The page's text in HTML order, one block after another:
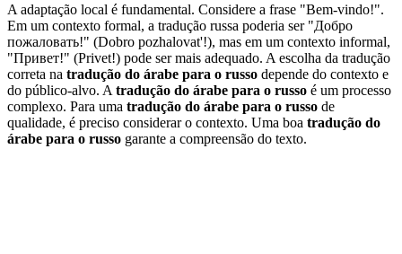
A adaptação local é fundamental. Considere a frase "Bem-vindo!".
Em um contexto formal, a tradução russa poderia ser "Добро
пожаловать!" (Dobro pozhalovat'!), mas em um contexto informal,
"Привет!" (Privet!) pode ser mais adequado. A escolha da tradução
correta na tradução do árabe para o russo depende do contexto e
do público-alvo. A tradução do árabe para o russo é um processo
complexo. Para uma tradução do árabe para o russo de
qualidade, é preciso considerar o contexto. Uma boa tradução do
árabe para o russo garante a compreensão do texto.